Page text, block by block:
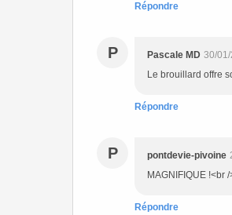
Répondre
P Pascale MD 30/
Le brouillard offre
Répondre
P pontdevie-pivoine
MAGNIFIQUE !<br
Répondre